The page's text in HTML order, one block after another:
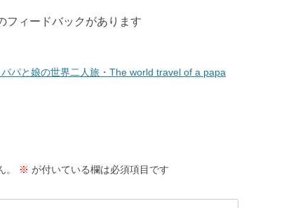
フィードバックがあります
パと娘の世界二人旅・The world travel of a papa
※ が付いている欄は必須項目です